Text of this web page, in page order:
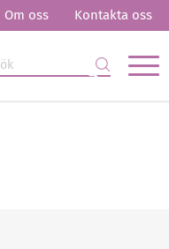
Om oss Kontakta oss